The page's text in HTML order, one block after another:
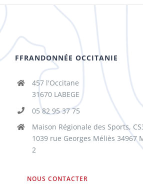
FFRANDONNÉE OCCITANIE
457 l'Occitane
31670 LABEGE
05 82 95 37 75
Maison Régionale des Sports,
1039 rue Georges Méliès 34967
2
NOUS CONTACTER